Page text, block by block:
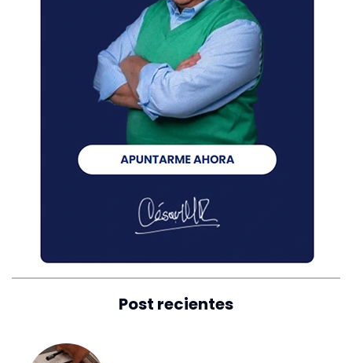
Post recientes